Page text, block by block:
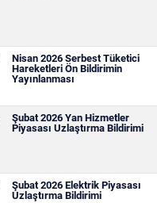
Nisan 2026 Serbest Tüketici
Hareketleri Ön Bildirimin
Yayınlanması
Şubat 2026 Yan Hizmetler
Piyasası Uzlaştırma Bildirimi
Şubat 2026 Elektrik Piyasası
Uzlaştırma Bildirimi